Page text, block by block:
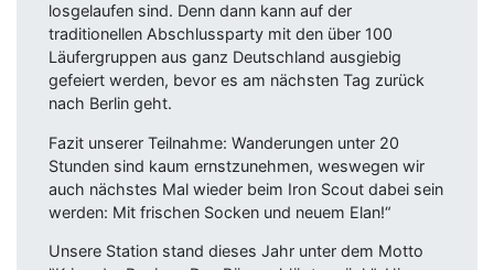
losgelaufen sind. Denn dann kann auf der
traditionellen Abschlussparty mit den über 100
Läufergruppen aus ganz Deutschland ausgiebig
gefeiert werden, bevor es am nächsten Tag zurück
nach Berlin geht.
Fazit unserer Teilnahme: Wanderungen unter 20
Stunden sind kaum ernstzunehmen, weswegen wir
auch nächstes Mal wieder beim Iron Scout dabei sein
werden: Mit frischen Socken und neuem Elan!“
Unsere Station stand dieses Jahr unter dem Motto